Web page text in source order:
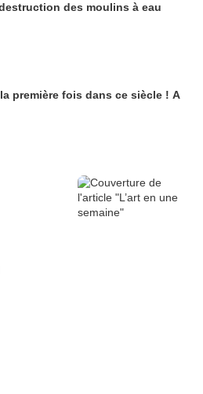
des moulins à eau
première fois dans ce siècle ! A